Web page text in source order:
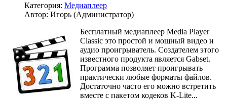
Категория: Медиаплеер
Автор: Игорь (Администратор)
Бесплатный медиаплеер Media Player
Classic это простой и мощный видео и
аудио проигрыватель. Создателем этого
известного продукта является Gabset.
Программа позволяет проигрывать
практически любые форматы файлов.
Достаточно часто его можно встретить
вместе с пакетом кодеков K-Lite...